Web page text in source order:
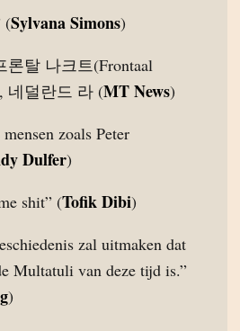
(Sylvana Simons)
탈 나크트(Frontaal
네덜란드 라 (MT News)
zoals Peter
Dulfer)
shit” (Tofik Dibi)
zal uitmaken dat
Multatuli van deze tijd is.”
)